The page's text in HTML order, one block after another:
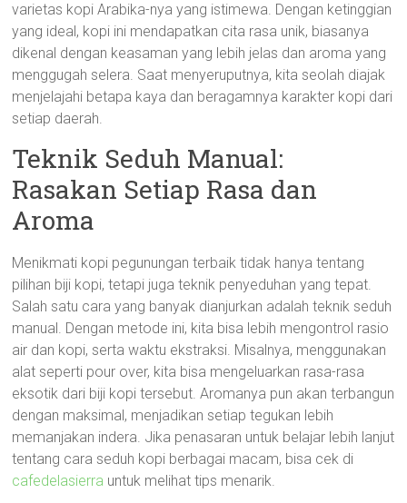
varietas kopi Arabika-nya yang istimewa. Dengan ketinggian
yang ideal, kopi ini mendapatkan cita rasa unik, biasanya
dikenal dengan keasaman yang lebih jelas dan aroma yang
menggugah selera. Saat menyeruputnya, kita seolah diajak
menjelajahi betapa kaya dan beragamnya karakter kopi dari
setiap daerah.
Teknik Seduh Manual:
Rasakan Setiap Rasa dan
Aroma
Menikmati kopi pegunungan terbaik tidak hanya tentang
pilihan biji kopi, tetapi juga teknik penyeduhan yang tepat.
Salah satu cara yang banyak dianjurkan adalah teknik seduh
manual. Dengan metode ini, kita bisa lebih mengontrol rasio
air dan kopi, serta waktu ekstraksi. Misalnya, menggunakan
alat seperti pour over, kita bisa mengeluarkan rasa-rasa
eksotik dari biji kopi tersebut. Aromanya pun akan terbangun
dengan maksimal, menjadikan setiap tegukan lebih
memanjakan indera. Jika penasaran untuk belajar lebih lanjut
tentang cara seduh kopi berbagai macam, bisa cek di
cafedelasierra untuk melihat tips menarik.